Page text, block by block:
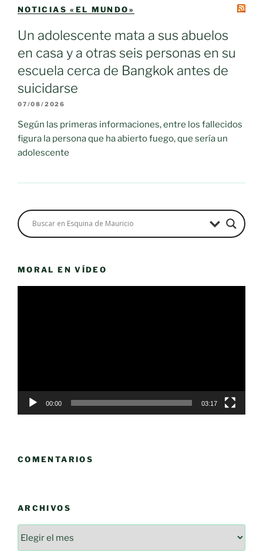
NOTICIAS «EL MUNDO»
Un adolescente mata a sus abuelos
en casa y a otras seis personas en su
escuela cerca de Bangkok antes de
suicidarse
07/08/2026
Según las primeras informaciones, entre los fallecidos
figura la persona que ha abierto fuego, que sería un
adolescente
MORAL EN VÍDEO
00:00 03:17
COMENTARIOS
ARCHIVOS